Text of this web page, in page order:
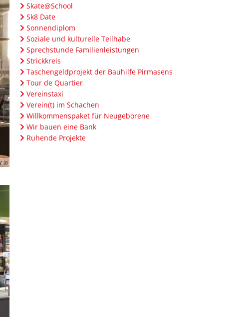
Skate@School
Sk8 Date
Sonnendiplom
Soziale und kulturelle Teilhabe
Sprechstunde Familienleistungen
Strickkreis
Taschengeldprojekt der Bauhilfe Pirmasens
Tour de Quartier
Vereinstaxi
Verein(t) im Schachen
Willkommenspaket für Neugeborene
Wir bauen eine Bank
Ruhende Projekte